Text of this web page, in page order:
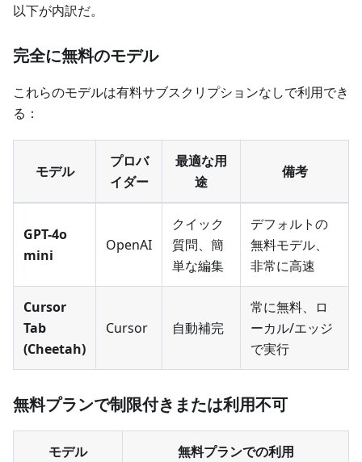
以下が内訳だ。
完全に無料のモデル
これらのモデルは有料サブスクリプションなしで利用でき
る：
モデル
プロバ
イダー
最適な用
途
備考
GPT-4o
mini
OpenAI
クイック
質問、簡
単な編集
デフォルトの
無料モデル、
非常に高速
Cursor
Tab
(Cheetah)
Cursor 自動補完
常に無料、ロ
ーカル/エッジ
で実行
無料プランで制限付きまたは利用不可
モデル 無料プランでの利用